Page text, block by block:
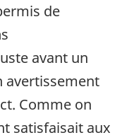
de
avant un
avertissement
Comme on
satisfaisait aux